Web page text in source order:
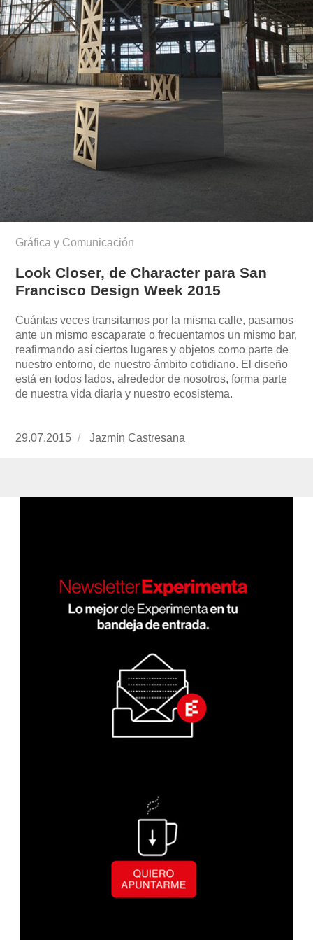
Gráfica y Comunicación
Look Closer, de Character para San
Francisco Design Week 2015
Cuántas veces transitamos por la misma calle, pasamos
ante un mismo escaparate o frecuentamos un mismo bar,
reafirmando así ciertos lugares y objetos como parte de
nuestro entorno, de nuestro ámbito cotidiano. El diseño
está en todos lados, alrededor de nosotros, forma parte
de nuestra vida diaria y nuestro ecosistema.
Publicado
29.07.2015
https://www.experimenta.es/author/jazmin-
Jazmín Castresana